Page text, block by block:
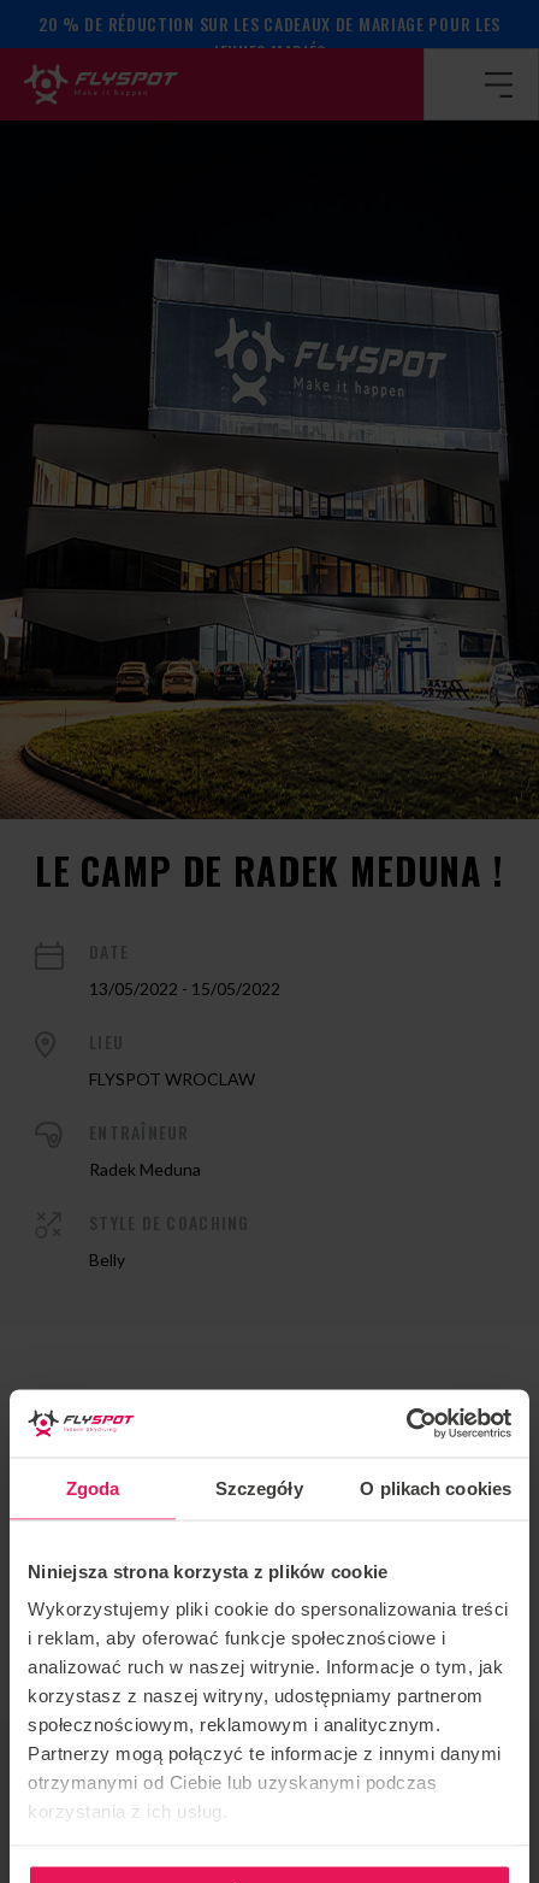
Zgoda Szczegóły O plikach cookies
Niniejsza strona korzysta z plików cookie
Wykorzystujemy pliki cookie do spersonalizowania treści
i reklam, aby oferować funkcje społecznościowe i
analizować ruch w naszej witrynie. Informacje o tym, jak
korzystasz z naszej witryny, udostępniamy partnerom
społecznościowym, reklamowym i analitycznym.
Partnerzy mogą połączyć te informacje z innymi danymi
otrzymanymi od Ciebie lub uzyskanymi podczas
korzystania z ich usług.
20 % DE RÉDUCTION SUR LES CADEAUX DE MARIAGE POUR LES
JEUNES MARIÉS
Page d’accueil / Calendrier des événements / Le camp de
LE CAMP DE RADEK MEDUNA !
13/05/2022 - 15/05/2022
FLYSPOT WROCLAW
Radek Meduna
Belly
Date :13-15.05.2022
Camp pour les équipes juniors de la République
tchèque, organisé régulièrement par l’entraîneur
Radek Meduna au Flyspot Wrocław.
ORGANISATEUR DE L'ÉVÉNEMENT
Flyspot
camps@flyspot.com